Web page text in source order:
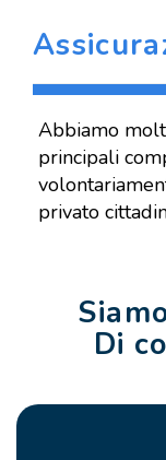
Abbiamo
principali
privato
Di